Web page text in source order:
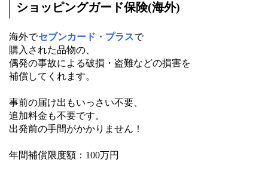
ショッピングガード保険(海外)
海外でセブンカード・プラスで
購入された品物の、
偶発の事故による破損・盗難などの損害を
補償してくれます。
事前の届け出もいっさい不要、
追加料金も不要です。
出発前の手間がかかりません！
年間補償限度額：100万円